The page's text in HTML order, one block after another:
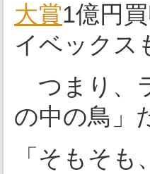
大賞1億円
イベックス
つまり、
の中の鳥」
「そもそ